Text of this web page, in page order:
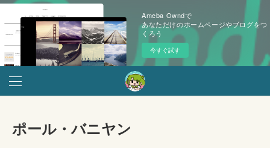
Ameba Owndで
あなただけのホームページやブログをつ
くろう
今すぐ試す
ポール・バニヤン